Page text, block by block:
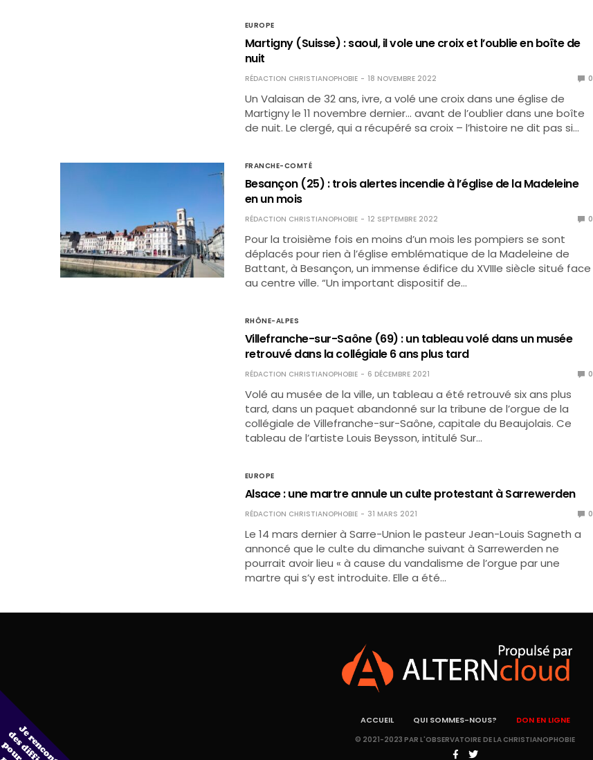
EUROPE
Martigny (Suisse) : saoul, il vole une croix et l’oublie en boîte de
nuit
RÉDACTION CHRISTIANOPHOBIE 18 NOVEMBRE 2022 0
Un Valaisan de 32 ans, ivre, a volé une croix dans une église de
Martigny le 11 novembre dernier… avant de l’oublier dans une boîte
de nuit. Le clergé, qui a récupéré sa croix – l’histoire ne dit pas si…
FRANCHE-COMTÉ
Besançon (25) : trois alertes incendie à l’église de la Madeleine
en un mois
RÉDACTION CHRISTIANOPHOBIE 12 SEPTEMBRE 2022 0
Pour la troisième fois en moins d’un mois les pompiers se sont
déplacés pour rien à l’église emblématique de la Madeleine de
Battant, à Besançon, un immense édifice du XVIIIe siècle situé face
au centre ville. “Un important dispositif de…
RHÔNE-ALPES
Villefranche-sur-Saône (69) : un tableau volé dans un musée
retrouvé dans la collégiale 6 ans plus tard
RÉDACTION CHRISTIANOPHOBIE 6 DÉCEMBRE 2021 0
Volé au musée de la ville, un tableau a été retrouvé six ans plus
tard, dans un paquet abandonné sur la tribune de l’orgue de la
collégiale de Villefranche-sur-Saône, capitale du Beaujolais. Ce
tableau de l’artiste Louis Beysson, intitulé Sur…
EUROPE
Alsace : une martre annule un culte protestant à Sarrewerden
RÉDACTION CHRISTIANOPHOBIE 31 MARS 2021 0
Le 14 mars dernier à Sarre-Union le pasteur Jean-Louis Sagneth a
annoncé que le culte du dimanche suivant à Sarrewerden ne
pourrait avoir lieu « à cause du vandalisme de l’orgue par une
martre qui s’y est introduite. Elle a été…
ACCUEIL QUI SOMMES-NOUS? DON EN LIGNE
© 2021-2023 PAR L'OBSERVATOIRE DE LA CHRISTIANOPHOBIE